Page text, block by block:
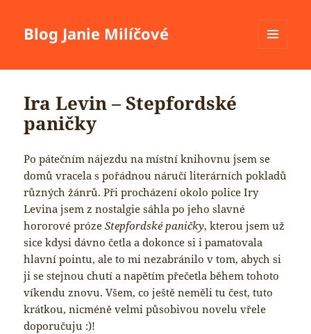
Blog Janie Milíčové
Ira Levin – Stepfordské
paničky
Po pátečním nájezdu na místní knihovnu jsem se
domů vracela s pořádnou náručí literárních pokladů
různých žánrů. Při procházení okolo police Iry
Levina jsem z nostalgie sáhla po jeho slavné
hororové prózeStepfordské paničky, kterou jsem už
sice kdysi dávno četla a dokonce si i pamatovala
hlavní pointu, ale to mi nezabránilo v tom, abych si
ji se stejnou chutí a napětím přečetla během tohoto
víkendu znovu. Všem, co ještě neměli tu čest, tuto
krátkou, nicméně velmi působivou novelu vřele
doporučuju :)!